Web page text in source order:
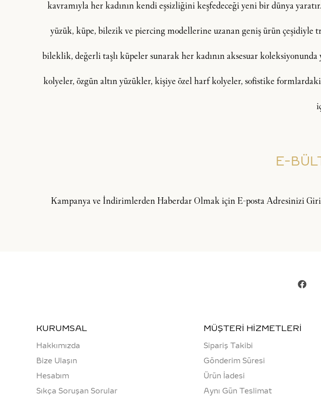
kavramıyla her kadının kendi eşsizliğini keşfedeceği yeni bir dünya
yüzük, küpe, bilezik ve piercing modellerine uzanan geniş ürün çeşidiyle
bileklik, değerli taşlı küpeler sunarak her kadının aksesuar
kolyeler, özgün altın yüzükler, kişiye özel harf kolyeler, sofistike
E-
Kampanya ve İndirimlerden Haberdar Olmak için E-posta Adresinizi
KURUMSAL
Hakkımızda
Bize Ulaşın
Hesabım
Sıkça Soruşan Sorular
MÜŞTERİ HİZMETLERİ
Sipariş Takibi
Gönderim Süresi
Ürün İadesi
Aynı Gün Teslimat